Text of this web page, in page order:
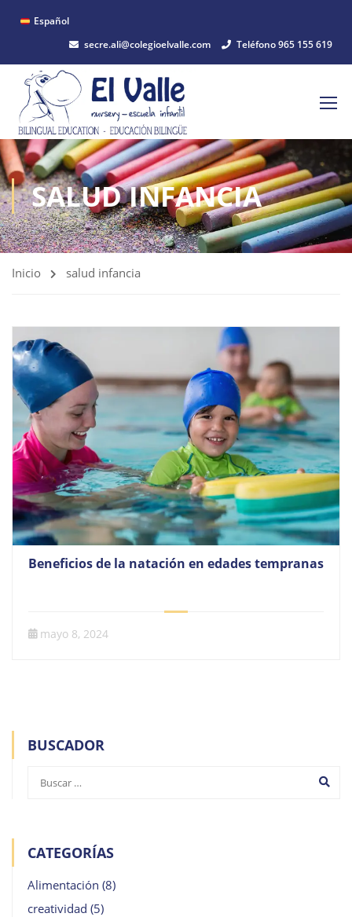
Español
secre.ali@colegioelvalle.com
Teléfono 965 155 619
SALUD INFANCIA
Inicio salud infancia
Beneficios de la natación en edades tempranas
mayo 8, 2024
BUSCADOR
CATEGORÍAS
Alimentación (8)
creatividad (5)